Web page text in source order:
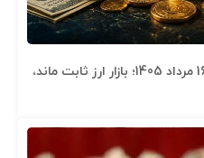
قیمت دلار، طلا و سکه جمعه 16 مرداد 1405؛ بازار ارز ثابت ماند،